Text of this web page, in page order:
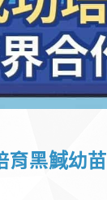
育黑䱛